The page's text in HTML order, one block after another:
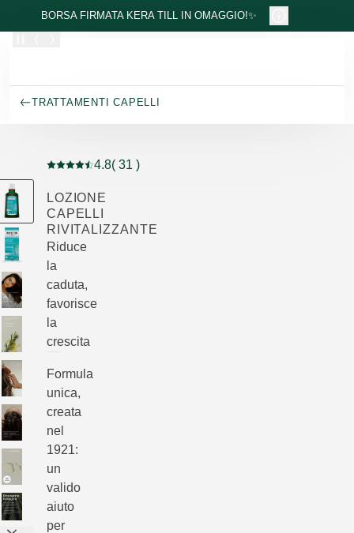
Passa al contenuto principale
BORSA FIRMATA KERA TILL IN OMAGGIO!✨
TRATTAMENTI CAPELLI
Valutazione attuale: 4.8 su 5 stelle recensito da 31
4.8( 31 )
LOZIONE
CAPELLI
RIVITALIZZANTE
Riduce
la
caduta,
favorisce
la
crescita
Formula
unica,
creata
nel
1921:
un
valido
aiuto
per